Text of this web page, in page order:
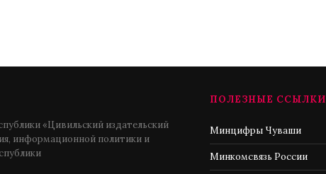
«Цивильский издательский
информационной политики и
ПОЛЕЗНЫЕ ССЫЛКИ
Минцифры Чуваши
Минкомсвязь России